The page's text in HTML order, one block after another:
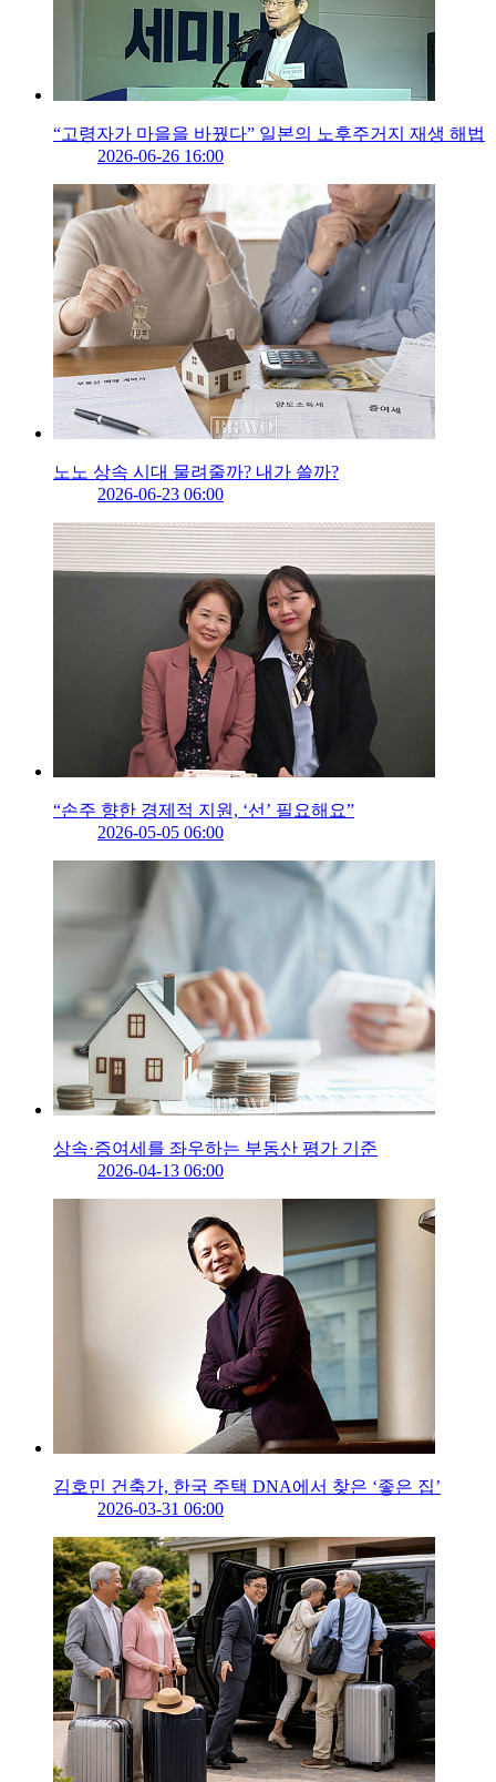
“고령자가 마을을 바꿨다” 일본의 노후주거지 재생 해법
2026-06-26 16:00
노노 상속 시대 물려줄까? 내가 쓸까?
2026-06-23 06:00
“손주 향한 경제적 지원, ‘선’ 필요해요”
2026-05-05 06:00
상속·증여세를 좌우하는 부동산 평가 기준
2026-04-13 06:00
김호민 건축가, 한국 주택 DNA에서 찾은 ‘좋은 집’
2026-03-31 06:00